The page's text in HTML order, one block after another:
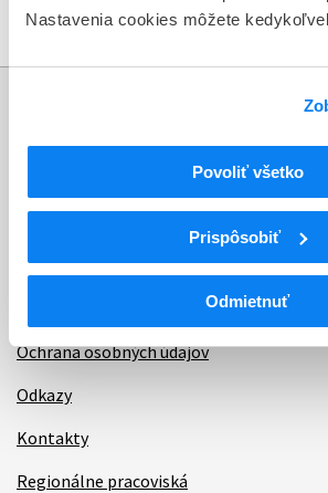
Nastavenia cookies môžete
Povoliť všetko
Prispôsobiť
Odmietnuť
Sťažnosti a petície
Ochrana osobných údajov
Odkazy
Kontakty
Regionálne pracoviská